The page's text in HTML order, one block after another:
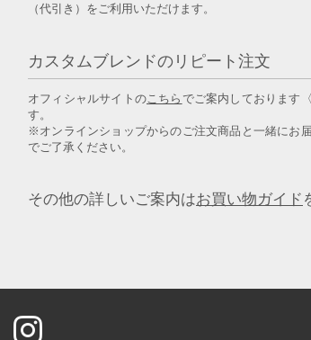
（代引き）をご利用いただけます。
カスタムブレンドのリピート注文
オフィシャルサイトの こちら でご案内しております
す。
※オンラインショップからのご注文商品と一緒にお
でご了承ください。
その他の詳しいご案内はお買い物ガイド